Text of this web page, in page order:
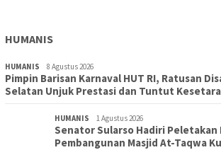
HUMANIS
HUMANIS 8 Agustus 2026
Pimpin Barisan Karnaval HUT RI, Ratusan
Selatan Unjuk Prestasi dan Tuntut
HUMANIS 1 Agustus 2026
Senator Sularso Hadiri Peletakan
Pembangunan Masjid At-Taqwa